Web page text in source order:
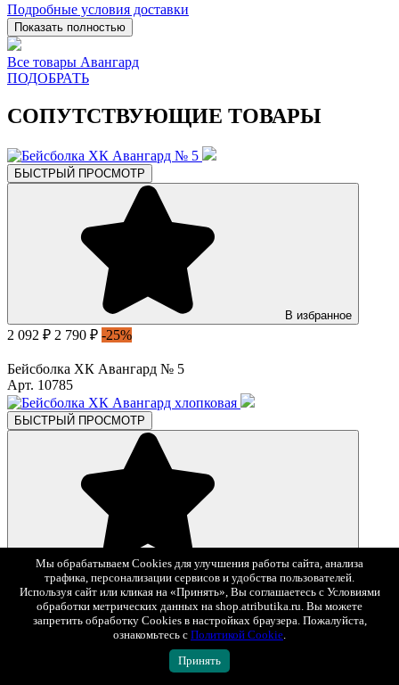
Подробные условия доставки
Показать полностью
Все товары Авангард
ПОДОБРАТЬ
СОПУТСТВУЮЩИЕ ТОВАРЫ
БЫСТРЫЙ ПРОСМОТР
В избранное
2 092 ₽ 2 790 ₽ -25%
Бейсболка ХК Авангард № 5
Арт. 10785
БЫСТРЫЙ ПРОСМОТР
В избранное
2 490 ₽
Бейсболка ХК Авангард хлопковая
Арт. 11060
Мы обрабатываем Cookies для улучшения работы сайта, анализа
трафика, персонализации сервисов и удобства пользователей.
Используя сайт или кликая на «Принять», Вы соглашаетесь с Условиями
обработки метрических данных на shop.atributika.ru. Вы можете
запретить обработку Cookies в настройках браузера. Пожалуйста,
ознакомьтесь с Политикой Cookie.
Принять